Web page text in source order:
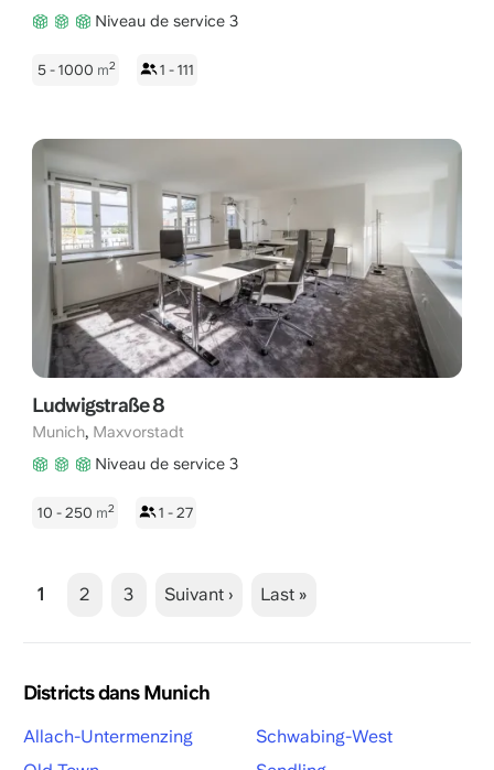
Niveau de service 3
5 - 1000 m2 1 - 111
Ludwigstraße 8
Munich, Maxvorstadt
Niveau de service 3
10 - 250 m2 1 - 27
1 2 3 Suivant › Last »
Districts dans Munich
Allach-Untermenzing
Schwabing-West